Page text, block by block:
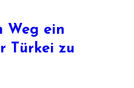
Weg ein
Türkei zu